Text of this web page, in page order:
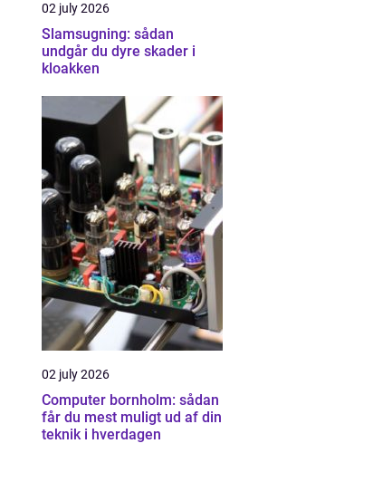
02 july 2026
Slamsugning: sådan
undgår du dyre skader i
kloakken
02 july 2026
Computer bornholm: sådan
får du mest muligt ud af din
teknik i hverdagen